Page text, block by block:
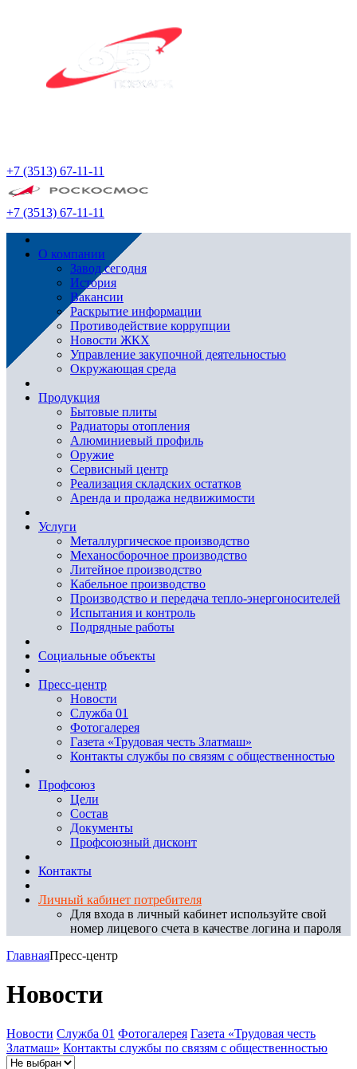
+7 (3513) 67-11-11
+7 (3513) 67-11-11
О компании
Завод сегодня
История
Вакансии
Раскрытие информации
Противодействие коррупции
Новости ЖКХ
Управление закупочной деятельностью
Окружающая среда
Продукция
Бытовые плиты
Радиаторы отопления
Алюминиевый профиль
Оружие
Сервисный центр
Реализация складских остатков
Аренда и продажа недвижимости
Услуги
Металлургическое производство
Механосборочное производство
Литейное производство
Кабельное производство
Производство и передача тепло-энергоносителей
Испытания и контроль
Подрядные работы
Социальные объекты
Пресс-центр
Новости
Служба 01
Фотогалерея
Газета «Трудовая честь Златмаш»
Контакты службы по связям с общественностью
Профсоюз
Цели
Состав
Документы
Профсоюзный дисконт
Контакты
Личный кабинет потребителя
Для входа в личный кабинет используйте свой
номер лицевого счета в качестве логина и пароля
ГлавнаяПресс-центр
Новости
Новости Служба 01 Фотогалерея Газета «Трудовая честь
Златмаш» Контакты службы по связям с общественностью